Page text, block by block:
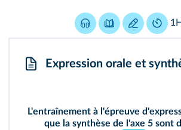
Expression orale et
L'entraînement à l'épreuve
que la synthèse de l'axe 5 sont